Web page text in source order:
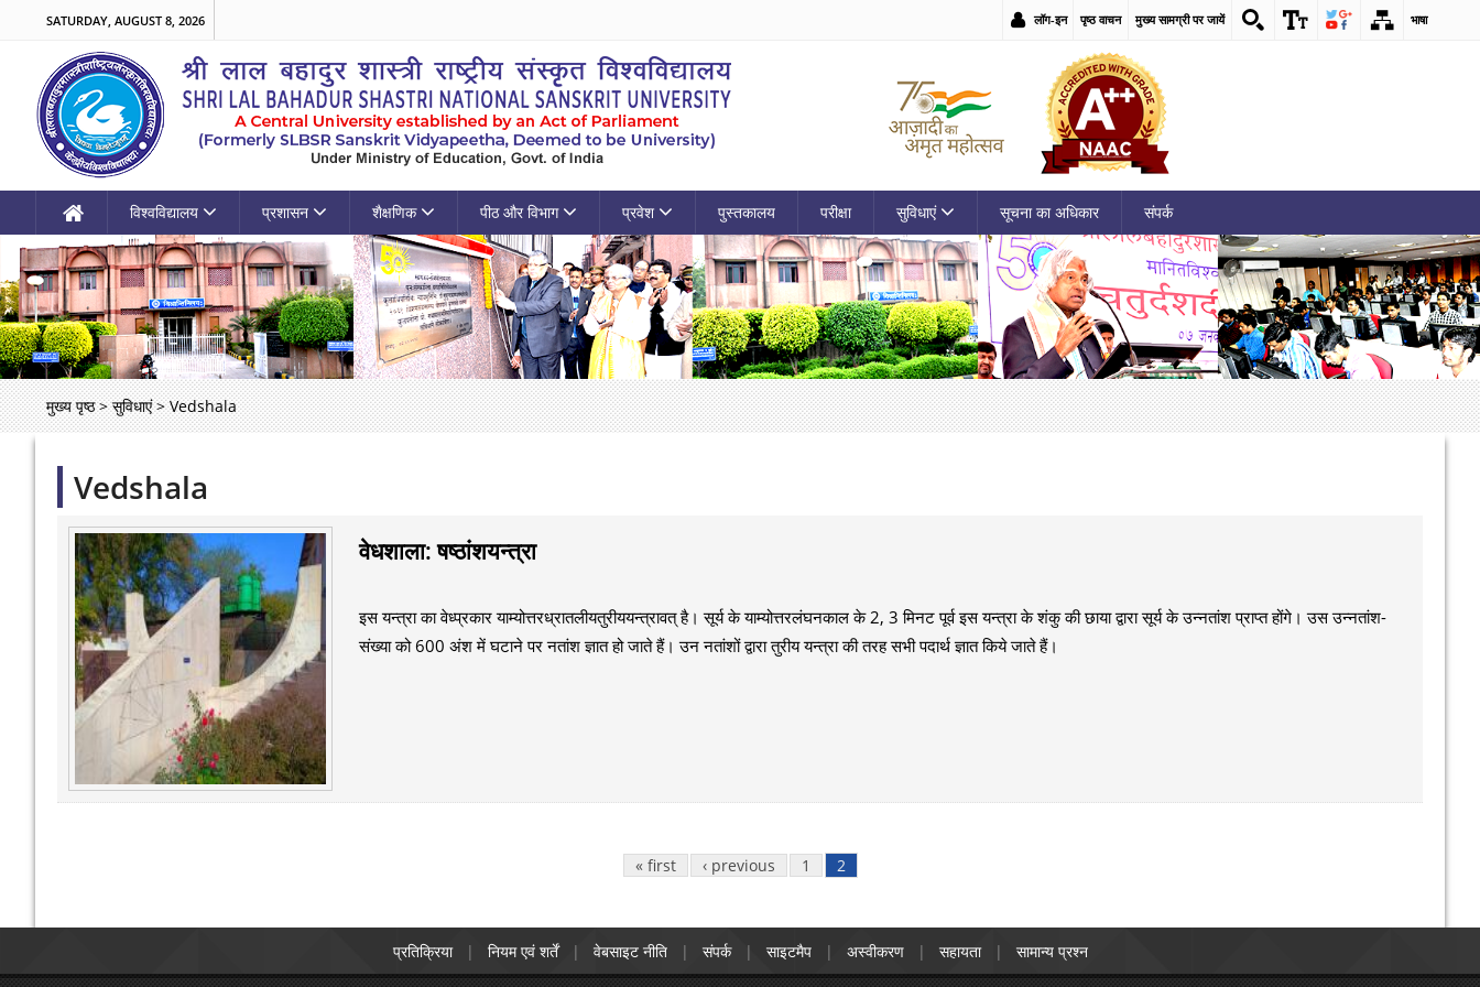
SATURDAY, AUGUST 8, 2026 लॉग-इन पृष्ठ वाचन मुख्य सामग्री पर जायें भाषा
विश्वविद्यालय प्रशासन शैक्षणिक पीठ और विभाग प्रवेश पुस्तकालय परीक्षा सुविधाएं सूचना का अधिकार संपर्क
मुख्य पृष्ठ > सुविधाएं > Vedshala
Vedshala
वेधशाला: षष्ठांशयन्त्रा
इस यन्त्रा का वेध्प्रकार याम्योत्तरध्रातलीयतुरीययन्त्रावत् है। सूर्य के याम्योत्तरलंघनकाल के 2, 3 मिनट पूर्व इस यन्त्रा के शंकु की छाया द्वारा सूर्य के उन्नतांश प्राप्त होंगे। उस उन्नतांश-
संख्या को 600 अंश में घटाने पर नतांश ज्ञात हो जाते हैं। उन नतांशों द्वारा तुरीय यन्त्रा की तरह सभी पदार्थ ज्ञात किये जाते हैं।
Pages
« first ‹ previous 1 2
प्रतिक्रिया नियम एवं शर्तें वेबसाइट नीति संपर्क साइटमैप अस्वीकरण सहायता सामान्य प्रश्न